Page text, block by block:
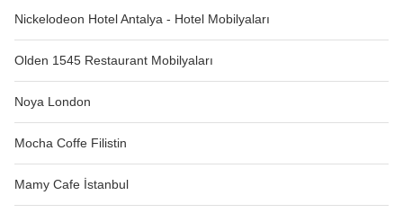
Nickelodeon Hotel Antalya - Hotel Mobilyaları
Olden 1545 Restaurant Mobilyaları
Noya London
Mocha Coffe Filistin
Mamy Cafe İstanbul